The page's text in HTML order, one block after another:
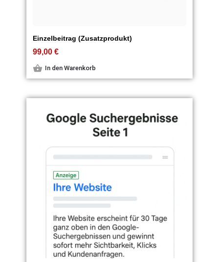
Einzelbeitrag (Zusatzprodukt)
99,00€
In den Warenkorb